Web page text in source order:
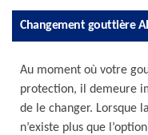
Changement gouttière
Au moment où votre
protection, il demeure
de le changer. Lorsque
n’existe plus que